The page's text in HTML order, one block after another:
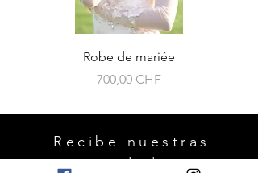
Robe de mariée
Precio
700,00 CHF
Recibe nuestras
novedades.